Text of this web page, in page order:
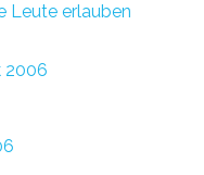
Leute erlauben
2006